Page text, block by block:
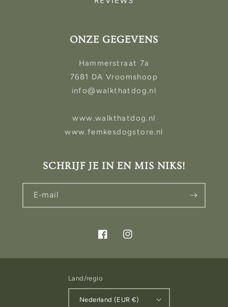
ONZE GEGEVENS
Hammerstraat 7a
7681 DA Vroomshoop
info@walkthatdog.nl
www.walkthatdog.nl
www.femkesdogstore.nl
SCHRIJF JE IN EN MIS NIKS!
E‑mail
FacebookInstagram
Land/regio
Nederland (EUR €)